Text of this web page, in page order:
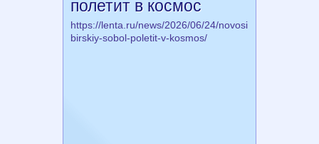
полетит в космос
https://lenta.ru/news/2026/06/24/novosi
birskiy-sobol-poletit-v-kosmos/